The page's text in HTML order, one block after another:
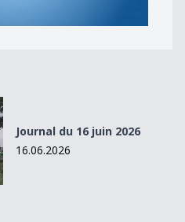
Journal du 16 juin 2026
16.06.2026